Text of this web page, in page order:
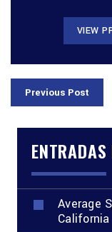
VIEW
Previous Post
Average
California